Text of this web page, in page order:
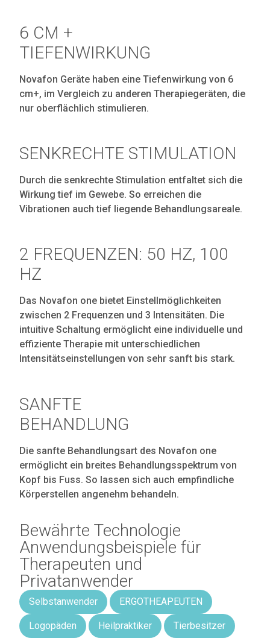
6 CM +
TIEFENWIRKUNG
Novafon Geräte haben eine Tiefenwirkung von 6
cm+, im Vergleich zu anderen Therapiegeräten, die
nur oberflächlich stimulieren.
SENKRECHTE STIMULATION
Durch die senkrechte Stimulation entfaltet sich die
Wirkung tief im Gewebe. So erreichen die
Vibrationen auch tief liegende Behandlungsareale.
2 FREQUENZEN: 50 HZ, 100
HZ
Das Novafon one bietet Einstellmöglichkeiten
zwischen 2 Frequenzen und 3 Intensitäten. Die
intuitive Schaltung ermöglicht eine individuelle und
effiziente Therapie mit unterschiedlichen
Intensitätseinstellungen von sehr sanft bis stark.
SANFTE
BEHANDLUNG
Die sanfte Behandlungsart des Novafon one
ermöglicht ein breites Behandlungsspektrum von
Kopf bis Fuss. So lassen sich auch empfindliche
Körperstellen angenehm behandeln.
Bewährte Technologie
Anwendungsbeispiele für
Therapeuten und
Privatanwender
Selbstanwender ERGOTHEAPEUTEN
Logopäden Heilpraktiker Tierbesitzer